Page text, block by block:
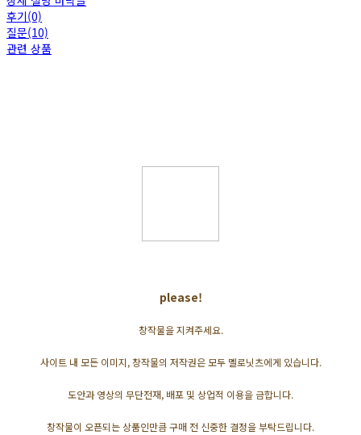
후기(0)
질문(10)
관련 상품
please!
창작물을 지켜주세요.
사이트 내 모든 이미지, 창작물의 저작권은 모두 멜로닛츠에게 있습니다.
도안과 영상의 무단전재, 배포 및 상업적 이용을 금합니다.
창작물이 오픈되는 상품인만큼 구매 전 신중한 결정을 부탁드립니다.